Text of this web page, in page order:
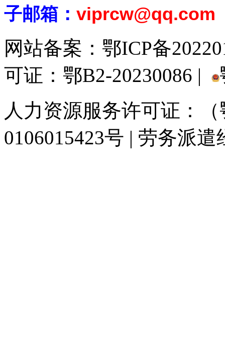
子邮箱： viprcw@qq.com
网站备案： 鄂ICP备
可证：鄂B2-20230086 |
人力资源服务许可证：
0106015423号 | 劳务派